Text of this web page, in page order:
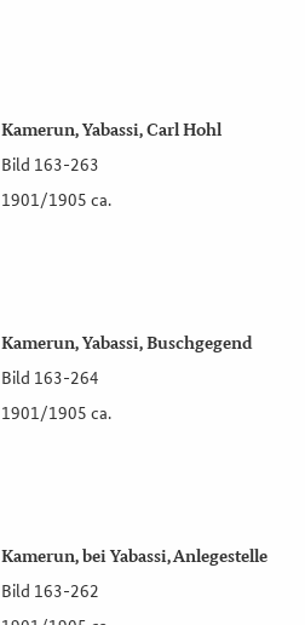
Kamerun, Yabassi, Carl Hohl
Bild 163-263
1901/1905 ca.
Kamerun, Yabassi, Buschgegend
Bild 163-264
1901/1905 ca.
Kamerun, bei Yabassi, Anlegestelle
Bild 163-262